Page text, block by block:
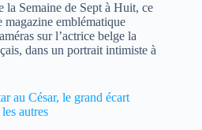
Semaine de Sept à Huit, ce
emblématique
sur l’actrice belge la
dans un portrait intimiste à
au César, le grand écart
autres